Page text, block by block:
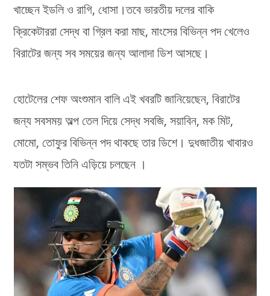
খাচ্ছেন ইডলি ও রাগি, ধোসা।তবে ভারতীয় দলের বাকি
ক্রিকেটাররা সেদ্ধ বা গ্রিল করা মাছ, মাংসের বিভিন্ন পদ খেলেও
বিরাটের জন্য সব সময়ের জন্য আলাদা ডিশ আসছে।
হোটেলের শেফ অংশুমান বালি এই খবরটি জানিয়েছেন, বিরাটের
জন্য সবসময় অল্প তেল দিয়ে সেদ্ধ সবজি, সয়াবিন, মক মিট,
মোমো, তোফুর বিভিন্ন পদ থাকছে তার ডিশে। দুধজাতীয় খাবারও
যতটা সম্ভব তিনি এড়িয়ে চলছেন ।